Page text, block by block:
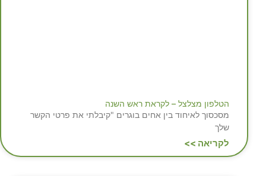
הטלפון מצלצל – לקראת ראש השנה
מסכסוך לאיחוד בין אחים בוגרים "קיבלתי את פרטי הקשר
שלך
לקריאה >>